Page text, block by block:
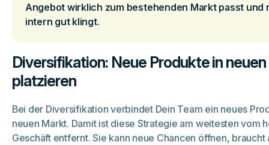
Angebot wirklich zum bestehenden Markt passt und
intern gut klingt.
Diversifikation: Neue Produkte in
platzieren
Bei der Diversifikation verbindet Dein Team ein neues
neuen Markt. Damit ist diese Strategie am weitesten vom
Geschäft entfernt. Sie kann neue Chancen öffnen, braucht